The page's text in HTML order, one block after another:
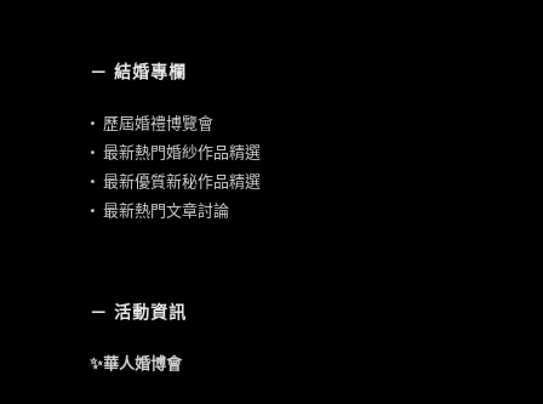
－ 結婚專欄
• 歷屆婚禮博覽會
• 最新熱門婚紗作品精選
• 最新優質新秘作品精選
• 最新熱門文章討論
－ 活動資訊
✨華人婚博會